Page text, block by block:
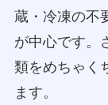
蔵・冷凍の不
が中心です。
類をめちゃく
ます。